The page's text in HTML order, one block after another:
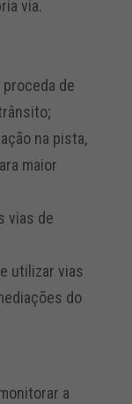
via.
de
na pista,
maior
vias de
utilizar vias
do
a